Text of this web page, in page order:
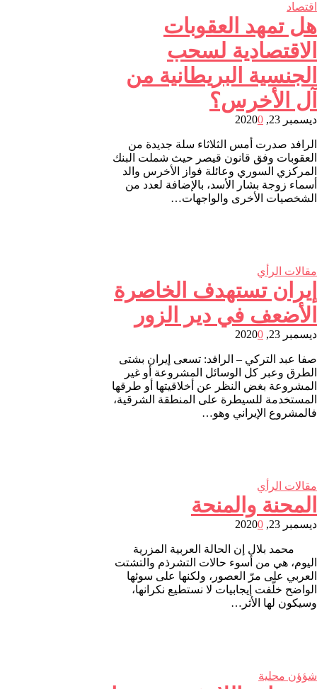
اقتصاد
هل تمهد العقوبات
الاقتصادية لسحب
الجنسية البريطانية من
آل الأخرس؟
ديسمبر 23, 2020 0
الرافد صدرت أمس الثلاثاء سلة جديدة من
العقوبات وفق قانون قيصر حيث شملت البنك
المركزي السوري وعائلة فواز الأخرس والد
أسماء زوجة بشار الأسد، بالإضافة لعدد من
الشخصيات الأخرى والواجهات…
مقالات الرأي
إيران تستهدف الخاصرة
الأضعف في دير الزور
ديسمبر 23, 2020 0
صفا عبد التركي – الرافد: تسعى إيران بشتى
الطرق وعبر كل الوسائل المشروعة أو غير
المشروعة بغض النظر عن أخلاقيتها أو طرقها
المستخدمة للسيطرة على المنطقة الشرقية،
فالمشروع الإيراني وهو…
مقالات الرأي
المحنة والمنحة
ديسمبر 23, 2020 0
محمد بلال إن الحالة العربية المزرية
اليوم، هي من أسوء حالات التشرذم والتشتت
العربي على مرّ العصور، ولكنها على سوئها
الواضح خلّفت إيجابيات لا نستطيع نكرانها،
وسيكون لها الأثر…
شؤؤن محلية